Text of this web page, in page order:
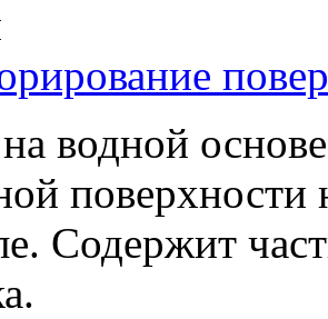
водной
поверхности
Содержит